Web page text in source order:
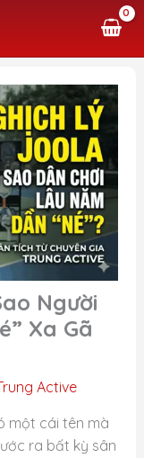
Người
Xa Gã
Active
một cái tên mà
ra bất kỳ sân